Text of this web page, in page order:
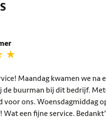
weg gestuurd
de buurman bij dit bedrijf.
voor ons. Woensdagmiddag
Wat een fijne service. Bedankt